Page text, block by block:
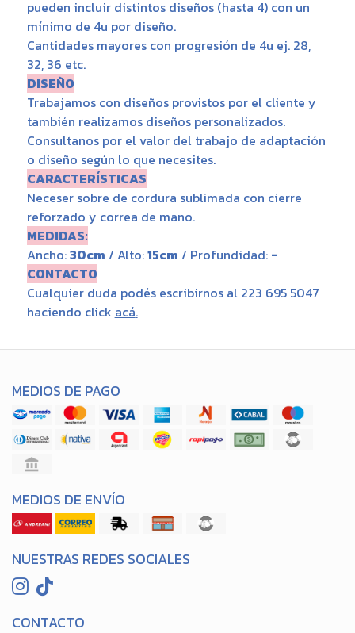
pueden incluir distintos diseños (hasta 4) con un
mínimo de 4u por diseño.
Cantidades mayores con progresión de 4u ej. 28,
32, 36 etc.
DISEÑO
Trabajamos con diseños provistos por el cliente y
también realizamos diseños personalizados.
Consultanos por el valor del trabajo de adaptación
o diseño según lo que necesites.
CARACTERÍSTICAS
Neceser sobre de cordura sublimada con cierre
reforzado y correa de mano.
MEDIDAS:
Ancho:30cm / Alto:15cm / Profundidad: -
CONTACTO
Cualquier duda podés escribirnos al 223 695 5047
haciendo click acá.
MEDIOS DE PAGO
MEDIOS DE ENVÍO
NUESTRAS REDES SOCIALES
CONTACTO